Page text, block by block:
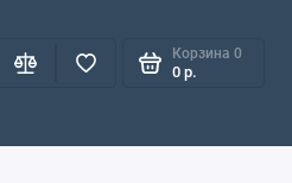
Корзина 0
0 р.